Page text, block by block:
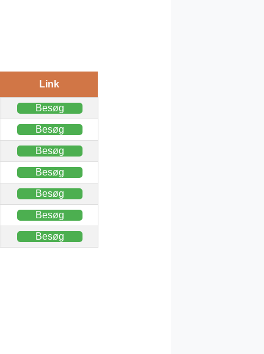
Link
Besøg
Besøg
Besøg
Besøg
Besøg
Besøg
Besøg